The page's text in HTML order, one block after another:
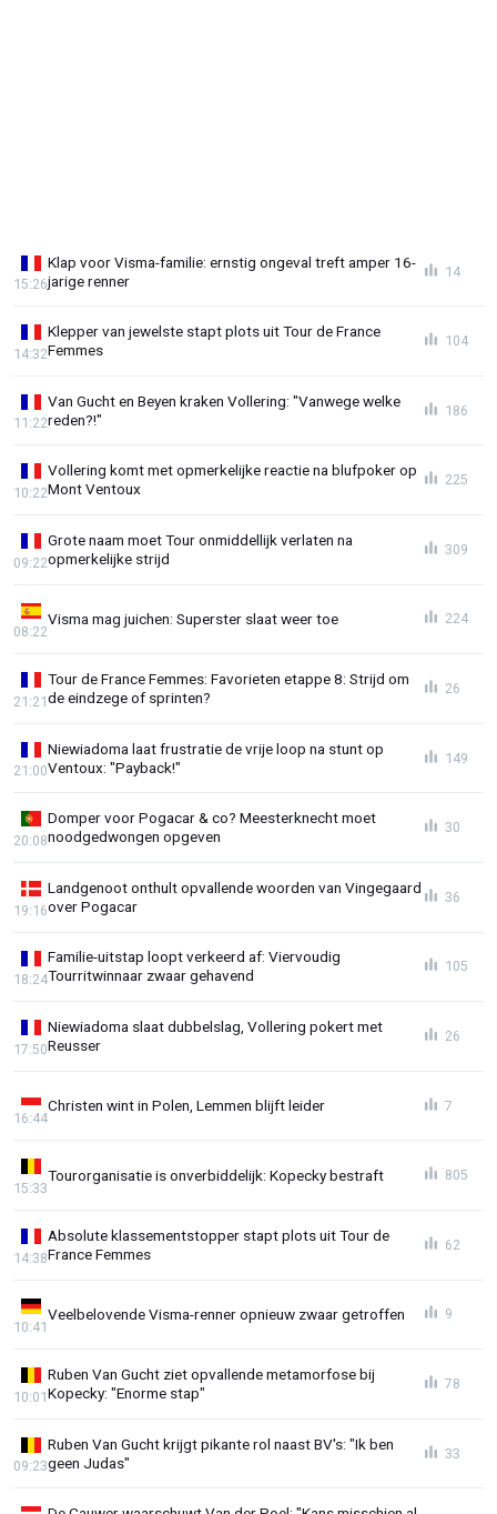
Klap voor Visma-familie: ernstig ongeval treft amper 16-
jarige renner
15:26
14
Klepper van jewelste stapt plots uit Tour de France
Femmes
14:32
104
Van Gucht en Beyen kraken Vollering: "Vanwege welke
reden?!"
11:22
186
Vollering komt met opmerkelijke reactie na blufpoker op
Mont Ventoux
10:22
225
Grote naam moet Tour onmiddellijk verlaten na
opmerkelijke strijd
09:22
309
Visma mag juichen: Superster slaat weer toe
08:22
224
Tour de France Femmes: Favorieten etappe 8: Strijd om
de eindzege of sprinten?
21:21
26
Niewiadoma laat frustratie de vrije loop na stunt op
Ventoux: "Payback!"
21:00
149
Domper voor Pogacar & co? Meesterknecht moet
noodgedwongen opgeven
20:08
30
Landgenoot onthult opvallende woorden van Vingegaard
over Pogacar
19:16
36
Familie-uitstap loopt verkeerd af: Viervoudig
Tourritwinnaar zwaar gehavend
18:24
105
Niewiadoma slaat dubbelslag, Vollering pokert met
Reusser
17:50
26
Christen wint in Polen, Lemmen blijft leider
16:44
7
Tourorganisatie is onverbiddelijk: Kopecky bestraft
15:33
805
Absolute klassementstopper stapt plots uit Tour de
France Femmes
14:38
62
Veelbelovende Visma-renner opnieuw zwaar getroffen
10:41
9
Ruben Van Gucht ziet opvallende metamorfose bij
Kopecky: "Enorme stap"
10:01
78
Ruben Van Gucht krijgt pikante rol naast BV's: "Ik ben
geen Judas"
09:23
33